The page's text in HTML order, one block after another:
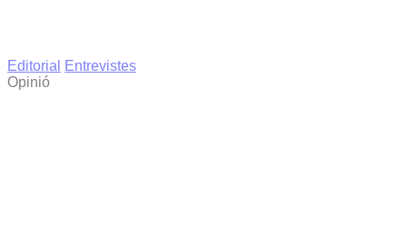
Editorial
Entrevistes
Opinió